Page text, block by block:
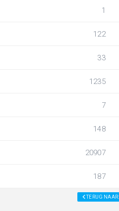
1
122
33
1235
7
148
20907
187
TERUG